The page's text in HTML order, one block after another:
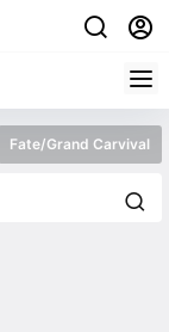
Fate/Grand Carvival